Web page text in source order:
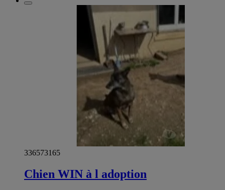
336573165
Chien WIN à l adoption